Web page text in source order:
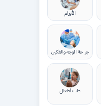
الأورام
جراحة الوجه والفكين
طب أطفال